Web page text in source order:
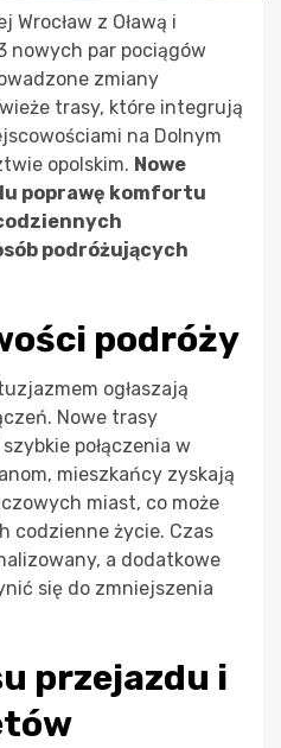
Wrocław z Oławą i
nowych par pociągów
zmiany
trasy, które integrują
na Dolnym
opolskim. Nowe
poprawę komfortu
podróżujących
podróży
ogłaszają
Nowe trasy
połączenia w
mieszkańcy zyskają
miast, co może
codzienne życie. Czas
a dodatkowe
się do zmniejszenia
przejazdu i